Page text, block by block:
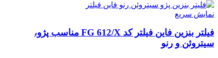
نمایش سریع
فیلتر بنزین فاین فیلتر کد FG 612/X مناسب پژو،
سیتروئن و رنو